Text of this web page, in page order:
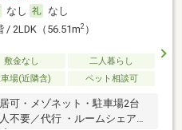
なし
なし
/ 2LDK（56.51m2）
敷金なし
二人暮らし
場(近隣含) ペット相談可
可・メゾネット・駐車場2台
不要／代行 ・ルームシェア